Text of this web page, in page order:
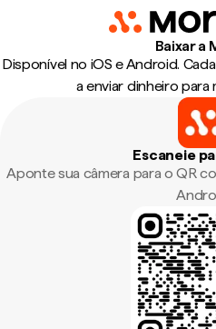
Baixar a
Disponível no iOS e Android.
a enviar dinheiro para
Escaneie
Aponte sua câmera para o QR